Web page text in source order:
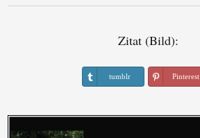
Zitat (Bild):
tumblr Pinterest